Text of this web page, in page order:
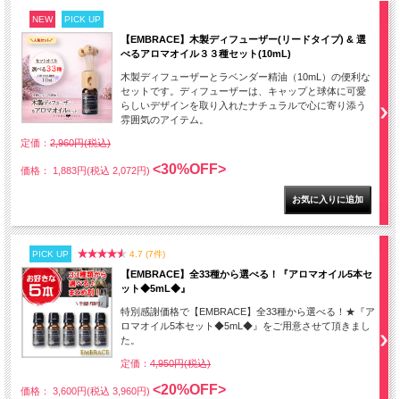
NEW PICK UP
【EMBRACE】木製ディフューザー(リードタイプ) & 選
べるアロマオイル３３種セット(10mL)
木製ディフューザーとラベンダー精油（10mL）の便利な
セットです。ディフューザーは、キャップと球体に可愛
らしいデザインを取り入れたナチュラルで心に寄り添う
雰囲気のアイテム。
定価： 2,960円(税込)
価格： 1,883円(税込 2,072円) <30%OFF>
PICK UP 4.7 (7件)
【EMBRACE】全33種から選べる！『アロマオイル5本セ
ット◆5mL◆』
特別感謝価格で【EMBRACE】全33種から選べる！★『ア
ロマオイル5本セット◆5mL◆』をご用意させて頂きまし
た。
定価： 4,950円(税込)
価格： 3,600円(税込 3,960円) <20%OFF>